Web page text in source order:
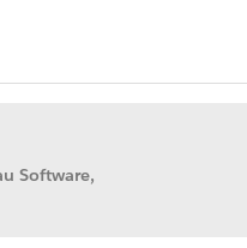
Software,